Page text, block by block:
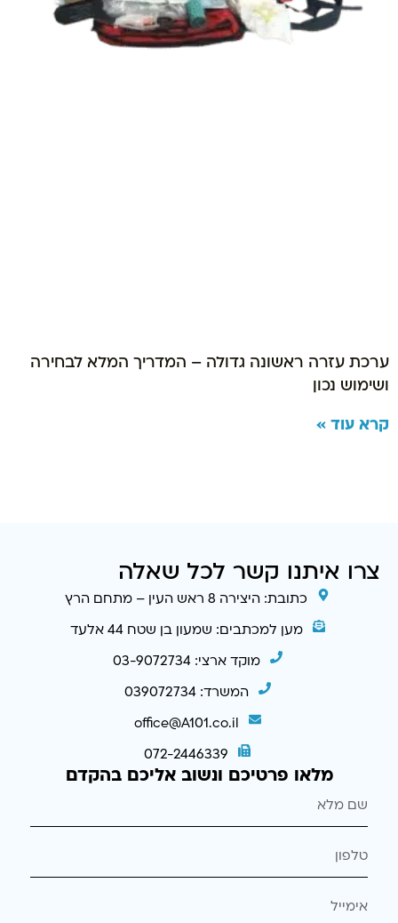
ערכת עזרה ראשונה גדולה – המדריך המלא לבחירה
ושימוש נכון
קרא עוד »
צרו איתנו קשר לכל שאלה
כתובת: היצירה 8 ראש העין – מתחם הרץ
מען למכתבים: שמעון בן שטח 44 אלעד
מוקד ארצי: 03-9072734
המשרד: 039072734
office@A101.co.il
072-2446339
מלאו פרטיכם ונשוב אליכם בהקדם